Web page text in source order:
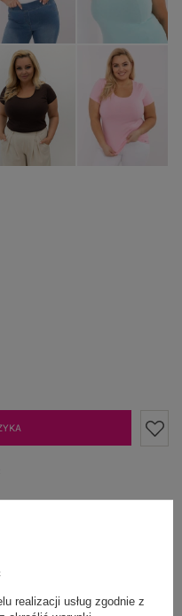
zł
realizacji usług zgodnie z